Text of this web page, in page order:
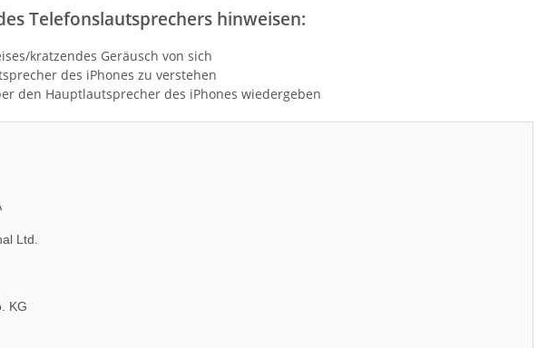
Telefonslautsprechers hinweisen:
kratzendes Geräusch von sich
des iPhones zu verstehen
den Hauptlautsprecher des iPhones wiedergeben
Ltd.
KG